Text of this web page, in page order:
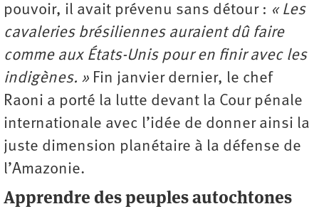
pouvoir, il avait prévenu sans détour : « Les
cavaleries brésiliennes auraient dû faire
comme aux États-Unis pour en finir avec les
indigènes. » Fin janvier dernier, le chef
Raoni a porté la lutte devant la Cour pénale
internationale avec l’idée de donner ainsi la
juste dimension planétaire à la défense de
l’Amazonie.
Apprendre des peuples autochtones